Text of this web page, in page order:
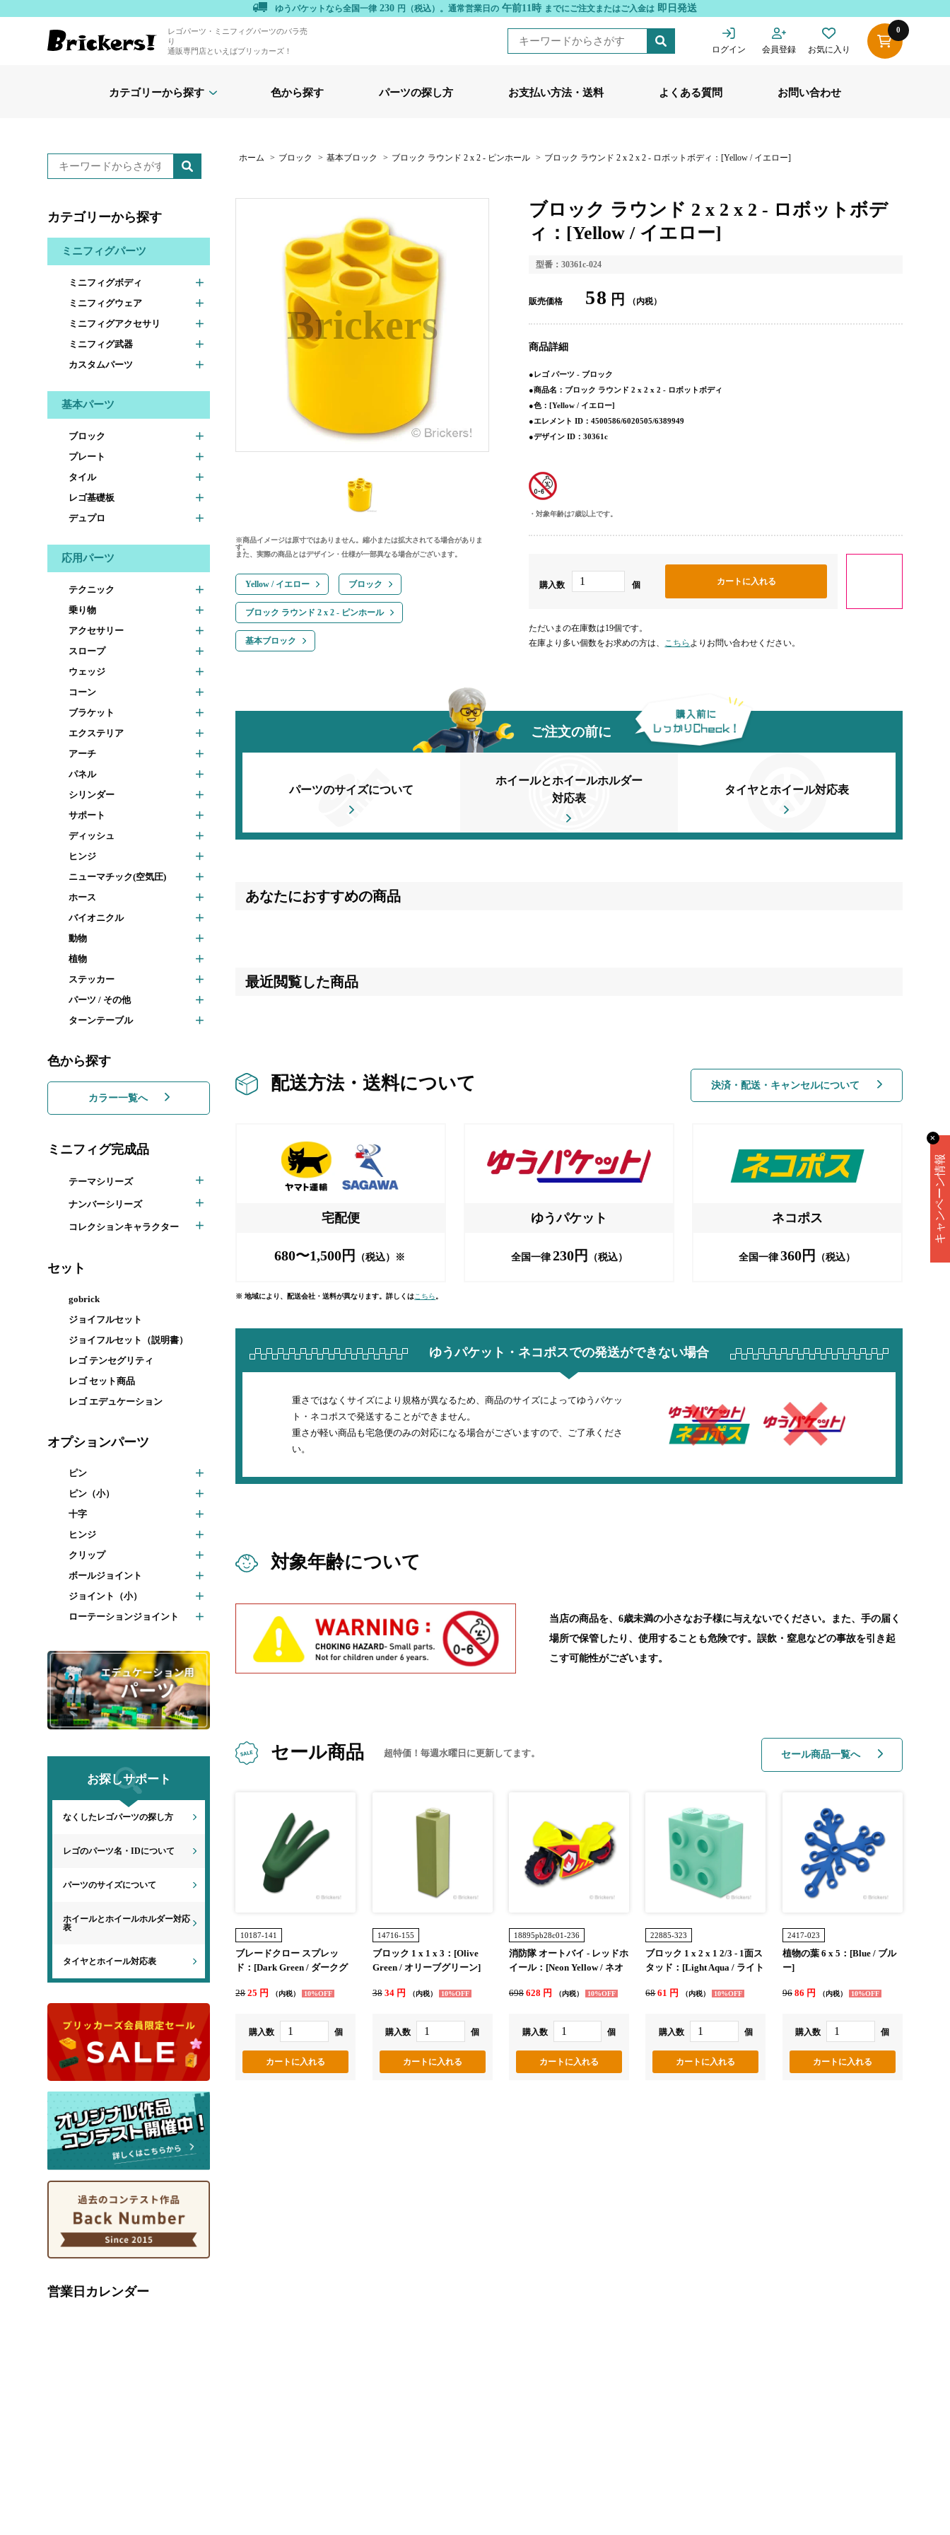
ゆうパケットなら全国一律 230 円（税込）。 通常営業日の 午前11時 までにご注文またはご入金は 即日発送
レゴパーツ・ミニフィグパーツのバラ売
り
通販専門店といえばブリッカーズ！
ログイン 会員登録 お気に入り
0
カテゴリーから探す 色から探す パーツの探し方 お支払い方法・送料 よくある質問 お問い合わせ
カテゴリーから探す
ミニフィグパーツ
ミニフィグボディ
ミニフィグウェア
ミニフィグアクセサリ
ミニフィグ武器
カスタムパーツ
基本パーツ
ブロック
プレート
タイル
レゴ基礎板
デュプロ
応用パーツ
テクニック
乗り物
アクセサリー
スロープ
ウェッジ
コーン
ブラケット
エクステリア
アーチ
パネル
シリンダー
サポート
ディッシュ
ヒンジ
ニューマチック(空気圧)
ホース
バイオニクル
動物
植物
ステッカー
パーツ / その他
ターンテーブル
色から探す
カラー一覧へ
ミニフィグ完成品
テーマシリーズ
ナンバーシリーズ
コレクションキャラクター
セット
gobrick
ジョイフルセット
ジョイフルセット（説明書）
レゴ テンセグリティ
レゴ セット商品
レゴ エデュケーション
オプションパーツ
ピン
ピン（小）
十字
ヒンジ
クリップ
ボールジョイント
ジョイント（小）
ローテーションジョイント
お探しサポート
なくしたレゴパーツの探し方
レゴのパーツ名・IDについて
パーツのサイズについて
ホイールとホイールホルダー対応
表
タイヤとホイール対応表
営業日カレンダー
ホーム > ブロック > 基本ブロック > ブロック ラウンド 2 x 2 - ピンホール > ブロック ラウンド 2 x 2 x 2 - ロボットボディ：[Yellow / イエロー]
※商品イメージは原寸ではありません。縮小または拡大されてる場合がありま
す。
また、実際の商品とはデザイン・仕様が一部異なる場合がございます。
Yellow / イエロー ブロック
ブロック ラウンド 2 x 2 - ピンホール
基本ブロック
ブロック ラウンド 2 x 2 x 2 - ロボットボデ
ィ：[Yellow / イエロー]
型番：30361c-024
販売価格 58 円 （内税）
商品詳細
●レゴ パーツ - ブロック
●商品名：ブロック ラウンド 2 x 2 x 2 - ロボットボディ
●色：[Yellow / イエロー]
●エレメント ID：4500586/6020505/6389949
●デザイン ID：30361c
対象年齢は7歳以上です。
購入数 個
ただいまの在庫数は19個です。
在庫より多い個数をお求めの方は、 こちら よりお問い合わせください。
ご注文の前に
パーツのサイズについて
ホイールとホイールホルダー
対応表
タイヤとホイール対応表
あなたにおすすめの商品
最近閲覧した商品
配送方法・送料について
宅配便
680〜1,500円 （税込）※
ゆうパケット
全国一律 230円 （税込）
ネコポス
全国一律 360円 （税込）
※ 地域により、配送会社・送料が異なります。詳しくはこちら。
ゆうパケット・ネコポスでの発送ができない場合
重さではなくサイズにより規格が異なるため、商品のサイズによってゆうパケッ
ト・ネコポスで発送することができません。
重さが軽い商品も宅急便のみの対応になる場合がございますので、ご了承くださ
い。
決済・配送・キャンセルについて
対象年齢について
当店の商品を、6歳未満の小さなお子様に与えないでください。また、手の届く
場所で保管したり、使用することも危険です。誤飲・窒息などの事故を引き起
こす可能性がございます。
セール商品 超特価！毎週水曜日に更新してます。
10187-141
ブレードクロー スプレッ
ド：[Dark Green / ダークグ
2825 円 （内税） 10%OFF
購入数 個
14716-155
ブロック 1 x 1 x 3：[Olive
Green / オリーブグリーン]
3834 円 （内税） 10%OFF
購入数 個
18895pb28c01-236
消防隊 オートバイ - レッドホ
イール：[Neon Yellow / ネオ
698 628 円 （内税） 10%OFF
購入数 個
22885-323
ブロック 1 x 2 x 1 2/3 - 1面ス
タッド：[Light Aqua / ライト
6861 円 （内税） 10%OFF
購入数 個
2417-023
植物の葉 6 x 5：[Blue / ブル
ー]
9686 円 （内税） 10%OFF
購入数 個
セール商品一覧へ
✕
キャンペーン情報